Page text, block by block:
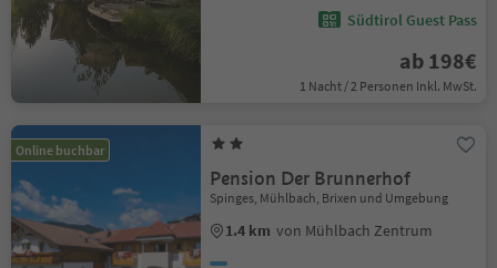
Südtirol Guest Pass
ab 198€
1 Nacht / 2 Personen Inkl. MwSt.
Online buchbar
Pension Der Brunnerhof
Spinges, Mühlbach, Brixen und Umgebung
1.4 km von Mühlbach Zentrum